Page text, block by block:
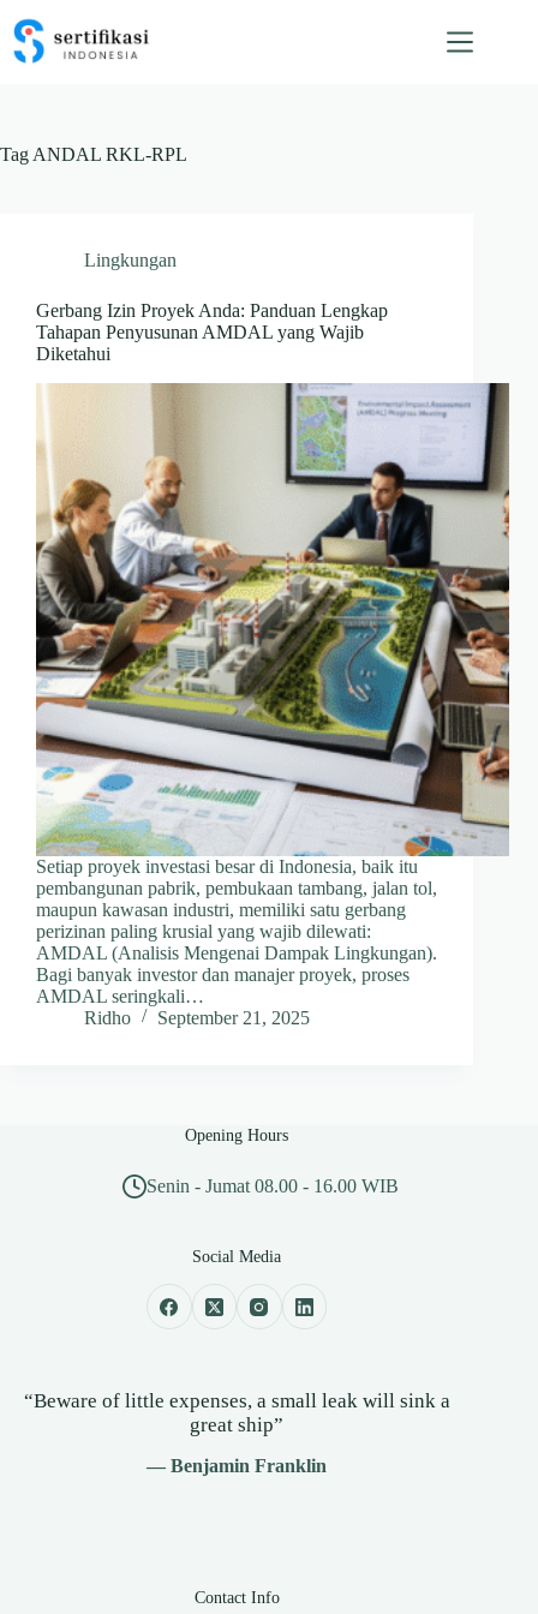
content
Tag ANDAL RKL-RPL
Lingkungan
Gerbang Izin Proyek Anda: Panduan Lengkap
Tahapan Penyusunan AMDAL yang Wajib
Diketahui
Setiap proyek investasi besar di Indonesia, baik itu
pembangunan pabrik, pembukaan tambang, jalan tol,
maupun kawasan industri, memiliki satu gerbang
perizinan paling krusial yang wajib dilewati:
AMDAL (Analisis Mengenai Dampak Lingkungan).
Bagi banyak investor dan manajer proyek, proses
AMDAL seringkali…
Ridho
September 21, 2025
Opening Hours
Senin - Jumat 08.00 - 16.00 WIB
Social Media
“Beware of little expenses, a small leak will sink a
great ship”
— Benjamin Franklin
Contact Info